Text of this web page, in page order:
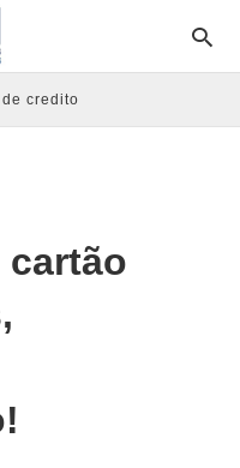
credito
cartão